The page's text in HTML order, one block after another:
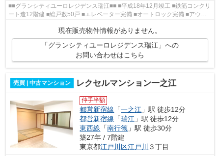
■■グランシティユーロレジデンス瑞江■■ ■平成18年12月竣工 ■鉄筋コンクリ
ート造12階建 ■総戸数50戸 ■エレベーター完備 ■オートロック完備 ■アウト
ポール工法 ■壁内蔵梁工法 ■ボイドス...
現在販売物件情報がありません。
「グランシティユーロレジデンス瑞江」への
お問い合わせはこちら
売買 | 中古マンション レクセルマンション一之江
仲手半額
都営新宿線 「一之江 」駅 徒歩12分
都営新宿線 「瑞江 」駅 徒歩12分
東西線 「南行徳 」駅 徒歩30分
築27年 / 7階建
東京都江戸川区江戸川 ３丁目